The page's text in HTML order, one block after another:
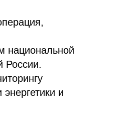
национальной
России.
и